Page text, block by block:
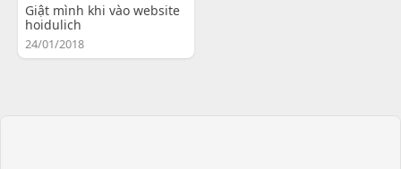
Giật mình khi vào website
hoidulich
24/01/2018